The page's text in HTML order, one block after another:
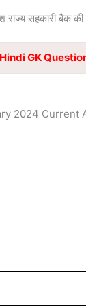
राज्य सहकारी बैंक
GK
2024 Current